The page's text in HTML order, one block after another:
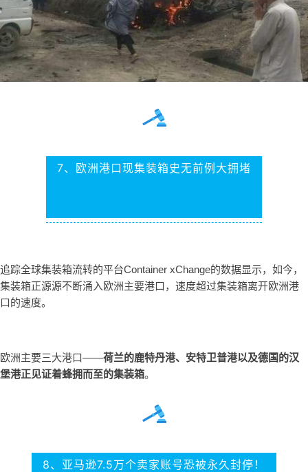
7、欧洲港口现集装箱史无前例大拥堵
追踪全球集装箱流转的平台Container xChange的数据显示，如今，
集装箱正源源不断涌入欧洲主要港口，速度超过集装箱离开欧洲港
口的速度。
欧洲主要三大港口——荷兰的鹿特丹港、安特卫普港以及德国的汉
堡港正见证着蜂拥而至的集装箱。
8、 亚马逊7.5万个卖家账号恐被永久封停！